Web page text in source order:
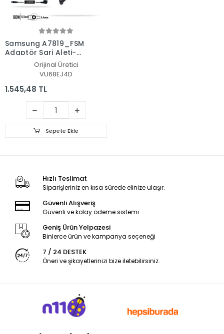
Samsung A7819_FSM
Adaptör Şarj Aleti-
Orijinal Üretici
VU68EJ4D
1.545,48 TL
Sepete Ekle
Hızlı Teslimat
Siparişleriniz en kısa sürede elinize ulaşır.
Güvenli Alışveriş
Güvenli ve kolay ödeme sistemi
Geniş Ürün Yelpazesi
Binlerce ürün ve kampanya seçeneği
7 / 24 DESTEK
Öneri ve şikayetlerinizi bize iletebilirsiniz.